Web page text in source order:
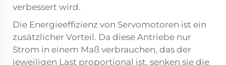
verbessert wird.
Die Energieeffizienz von Servomotoren ist ein
zusätzlicher Vorteil. Da diese Antriebe nur
Strom in einem Maß verbrauchen, das der
jeweiligen Last proportional ist, senken sie die